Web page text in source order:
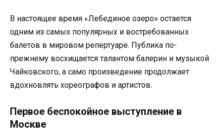
В настоящее время «Лебединое озеро» остается
одним из самых популярных и востребованных
балетов в мировом репертуаре. Публика по-
прежнему восхищается талантом балерин и музыкой
Чайковского, а само произведение продолжает
вдохновлять хореографов и артистов.
Первое беспокойное выступление в
Москве